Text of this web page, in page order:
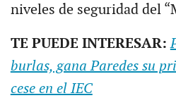
niveles de seguridad del
TE PUEDE INTERESAR:
burlas, gana Paredes su
cese en el IEC